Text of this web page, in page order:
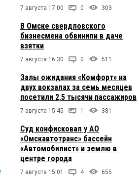
7 августа 17:00 0 303
В Омске свердловского
бизнесмена обвинили в даче
взятки
7 августа 16:30 0 511
Залы ожидания «Комфорт» на
двух вокзалах за семь месяцев
посетили 2,5 тысячи пассажиров
7 августа 15:45 1 381
Суд конфисковал у АО
«Омскавтотранс» бассейн
«Автомобилист» и землю в
центре города
7 августа 15:01 4 655